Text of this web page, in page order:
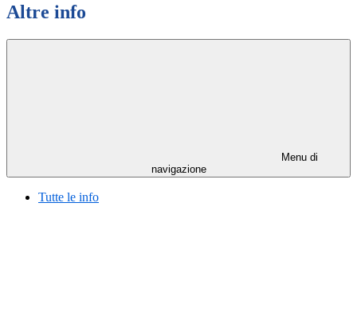
Altre info
Menu di
navigazione
Tutte le info